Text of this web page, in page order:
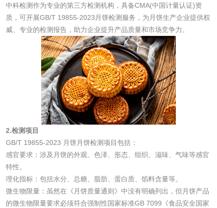
中科检测作为专业的第三方检测机构，具备CMA(中国计量认证)资
质，可开展GB/T 19855-2023月饼检测服务，为月饼生产企业提供权
威、专业的检测报告，助力企业提升产品质量和市场竞争力。
2.检测项目
GB/T 19855-2023 月饼月饼检测项目包括：
感官要求：涉及月饼的外观、色泽、形态、组织、滋味、气味等感官
特性。
理化指标：包括水分、总糖、脂肪、蛋白质、馅料含量等。
微生物限量：虽然在《月饼质量通则》中没有明确列出，但月饼产品
的微生物限量要求必须符合强制性国家标准GB 7099《食品安全国家
消毒产品
成分分析配方研发 驱蚊检测
防霉检测 霉菌污染分析
消毒产品备案 防螨除螨检测
微生物检测
化妆品
化妆品眼刺激试验 化妆品皮肤刺激试